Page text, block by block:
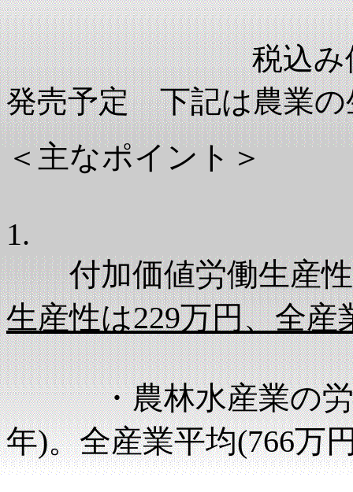
税込み価格：
発売予定 下記は農業の
＜主なポイント＞
1.
付加価値労働生産性
生産性は229万円、全産
・農林水産業の労働
年)。全産業平均(766万